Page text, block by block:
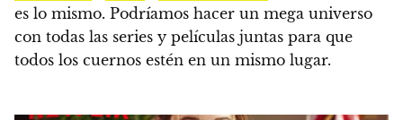
es lo mismo. Podríamos hacer un mega universo
con todas las series y películas juntas para que
todos los cuernos estén en un mismo lugar.